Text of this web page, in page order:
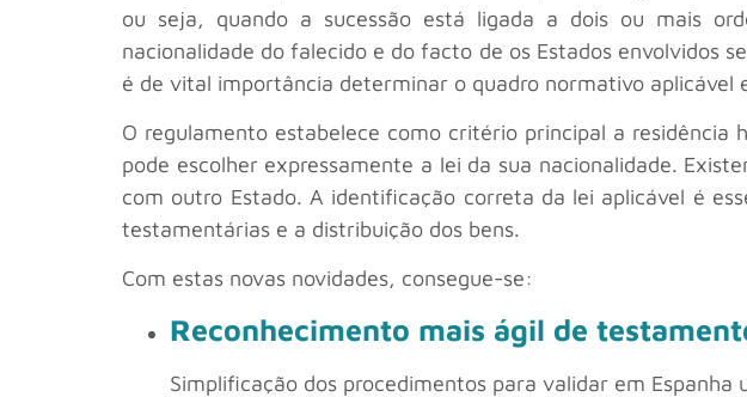
ou seja, quando a sucessão está ligada a dois ou mais
nacionalidade do falecido e do facto de os Estados envolvidos
é de vital importância determinar o quadro normativo aplicável
O regulamento estabelece como critério principal a
pode escolher expressamente a lei da sua nacionalidade.
com outro Estado. A identificação correta da lei aplicável é
testamentárias e a distribuição dos bens.
Com estas novas novidades, consegue-se:
Reconhecimento mais ágil de
Simplificação dos procedimentos para validar em